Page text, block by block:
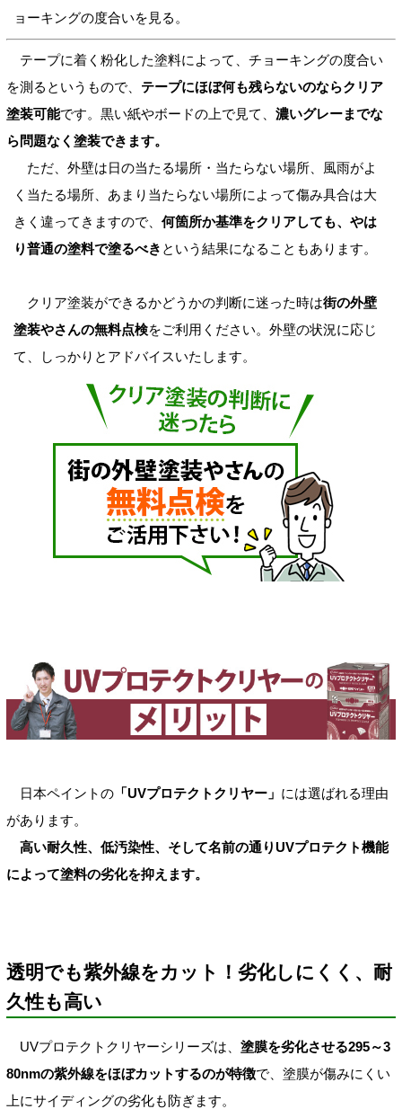
ョーキングの度合いを見る。
テープに着く粉化した塗料によって、チョーキングの度合い
を測るというもので、 テープにほぼ何も残らないのならクリア
塗装可能です。黒い紙やボードの上で見て、 濃いグレーまでな
ら問題なく塗装できます。
ただ、外壁は日の当たる場所・当たらない場所、風雨がよ
く当たる場所、あまり当たらない場所によって傷み具合は大
きく違ってきますので、 何箇所か基準をクリアしても、やは
り普通の塗料で塗るべき という結果になることもあります。
クリア塗装ができるかどうかの判断に迷った時は街の外壁
塗装やさんの無料点検をご利用ください。外壁の状況に応じ
て、しっかりとアドバイスいたします。
日本ペイントの 「UVプロテクトクリヤー」 には選ばれる理由
があります。
高い耐久性、低汚染性、そして名前の通りUVプロテクト機能
によって塗料の劣化を抑えます。
透明でも紫外線をカット！劣化しにくく、耐
久性も高い
UVプロテクトクリヤーシリーズは、 塗膜を劣化させる295～3
80nmの紫外線をほぼカットするのが特徴で、塗膜が傷みにくい
上にサイディングの劣化も防ぎます。